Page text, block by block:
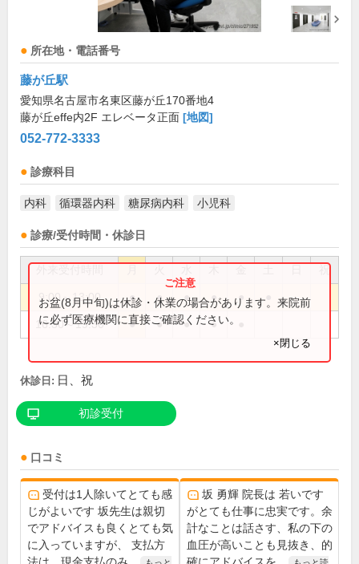
所在地・電話番号
藤が丘駅
愛知県名古屋市名東区藤が丘170番地4
藤が丘effe内2F エレベータ正面 [地図]
052-772-3333
診療科目
内科 循環器内科 糖尿病内科 小児科
診療/受付時間・休診日
祝
9:00～13:00 ● ● ● ● ●
16:30～19:30 ● ● ● ●
お盆(8月中旬)は休診・休業の場合があります。来院前
に必ず医療機関に直接ご確認ください。
×閉じる
休診日: 日、祝
初診受付
口コミ
受付は1人除いてとても感
じがよいです 坂先生は親切
でアドバイスも良くとても気
に入っていますが、 支払方
坂 勇輝 院長は 若いです
がとても仕事に忠実です。余
計なことは話さす、私の下の
血圧が高いことも見抜き、的